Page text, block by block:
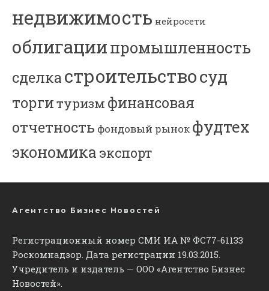
недвижимость нейросети
облигациипромышленность
сделкастроительствосуд
торгитуризм финансовая
отчетность фондовый рынок фудтех
экономика экспорт
Агентство Бизнес Новостей
Регистрационный номер СМИ ИА № ФС77-61133
Роскомнадзор. Дата регистрации 19.03.2015.
Учредитель и издатель — ООО «Агентство Бизнес
Новостей».